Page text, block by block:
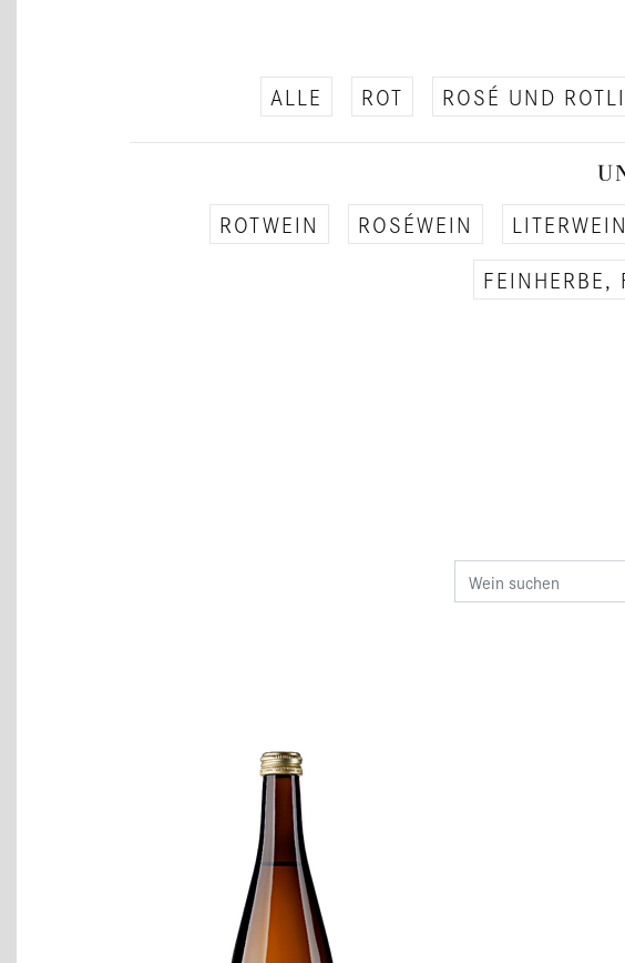
ALLE ROT ROSÉ UND
ROTWEIN ROSÉWEIN LITERWEIN
FEINHERBE,